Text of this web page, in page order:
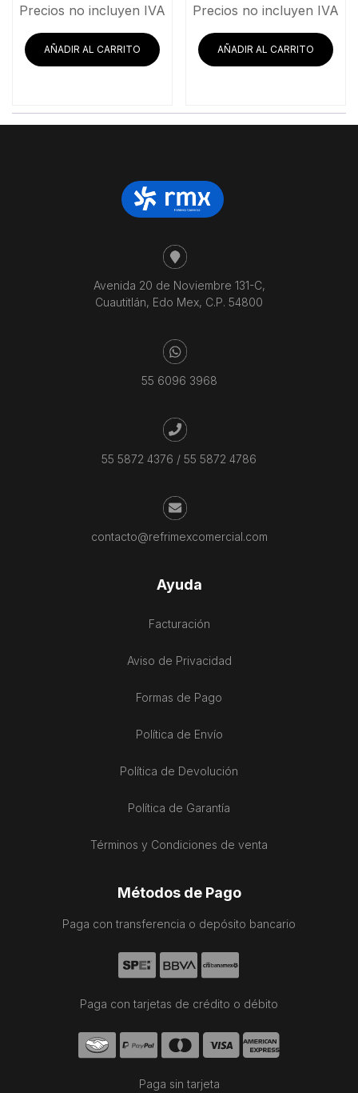
Precios no incluyen IVA
AÑADIR AL CARRITO
Precios no incluyen IVA
AÑADIR AL CARRITO
Avenida 20 de Noviembre 131-C,
Cuautitlán, Edo Mex, C.P. 54800
55 6096 3968
55 5872 4376 / 55 5872 4786
contacto@refrimexcomercial.com
Ayuda
Facturación
Aviso de Privacidad
Formas de Pago
Política de Envío
Política de Devolución
Política de Garantía
Términos y Condiciones de venta
Métodos de Pago
Paga con transferencia o depósito bancario
Paga con tarjetas de crédito o débito
Paga sin tarjeta